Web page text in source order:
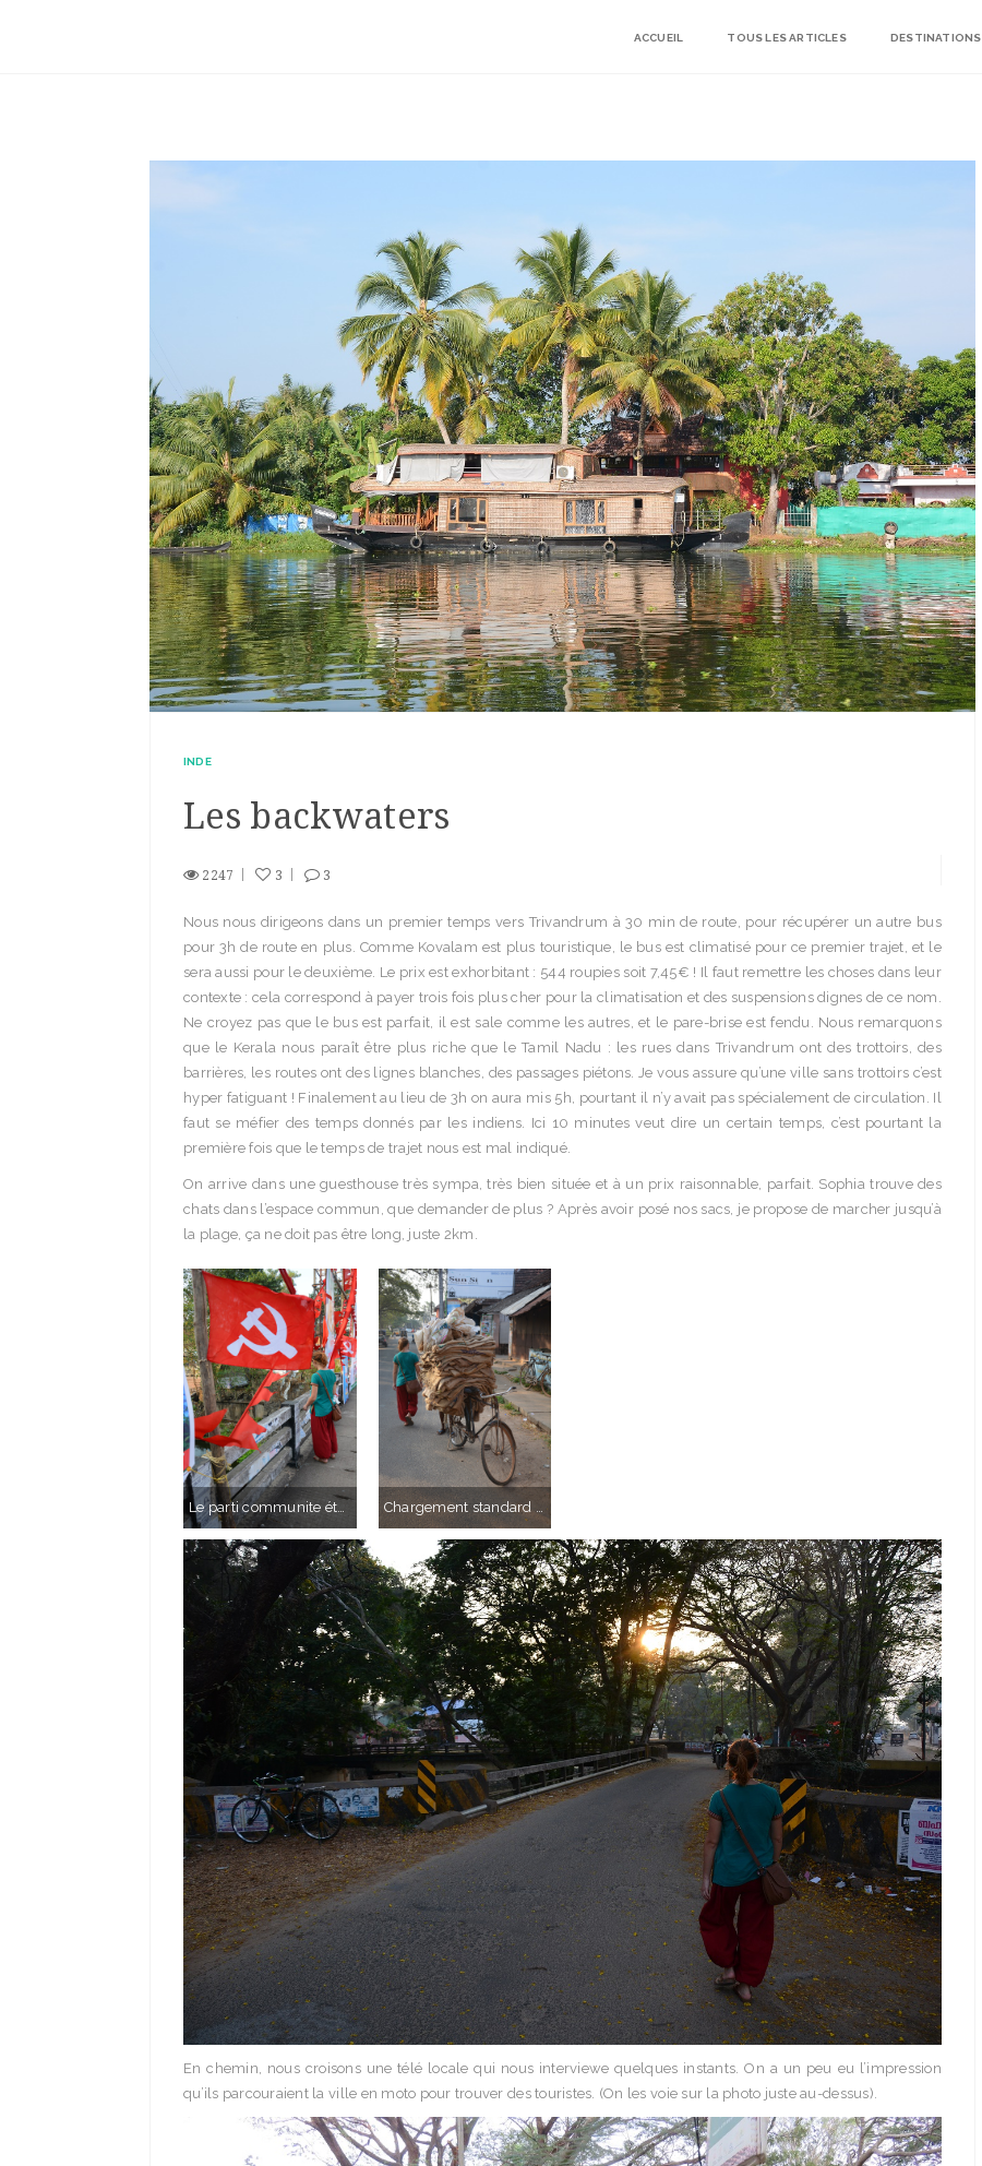
ACCUEIL TOUS LES ARTICLES DESTINATIONS
INDE
Les backwaters
2247 3 3
Nous nous dirigeons dans un premier temps vers Trivandrum à 30 min de route, pour récupérer un autre bus
pour 3h de route en plus. Comme Kovalam est plus touristique, le bus est climatisé pour ce premier trajet, et le
sera aussi pour le deuxième. Le prix est exhorbitant : 544 roupies soit 7,45€ ! Il faut remettre les choses dans leur
contexte : cela correspond à payer trois fois plus cher pour la climatisation et des suspensions dignes de ce nom.
Ne croyez pas que le bus est parfait, il est sale comme les autres, et le pare-brise est fendu. Nous remarquons
que le Kerala nous paraît être plus riche que le Tamil Nadu : les rues dans Trivandrum ont des trottoirs, des
barrières, les routes ont des lignes blanches, des passages piétons. Je vous assure qu’une ville sans trottoirs c’est
hyper fatiguant ! Finalement au lieu de 3h on aura mis 5h, pourtant il n’y avait pas spécialement de circulation. Il
faut se méfier des temps donnés par les indiens. Ici 10 minutes veut dire un certain temps, c’est pourtant la
première fois que le temps de trajet nous est mal indiqué.
On arrive dans une guesthouse très sympa, très bien située et à un prix raisonnable, parfait. Sophia trouve des
chats dans l’espace commun, que demander de plus ? Après avoir posé nos sacs, je propose de marcher jusqu’à
la plage, ça ne doit pas être long, juste 2km.
En chemin, nous croisons une télé locale qui nous interviewe quelques instants. On a un peu eu l’impression
qu’ils parcouraient la ville en moto pour trouver des touristes. (On les voie sur la photo juste au-dessus).